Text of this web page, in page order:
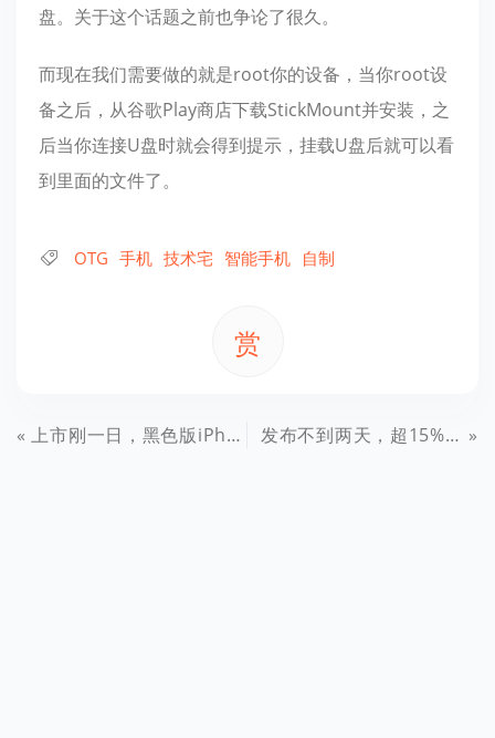
盘。关于这个话题之前也争论了很久。
而现在我们需要做的就是root你的设备，当你root设
备之后，从谷歌Play商店下载StickMount并安装，之
后当你连接U盘时就会得到提示，挂载U盘后就可以看
到里面的文件了。
OTG 手机 技术宅 智能手机 自制
赏
上市刚一日，黑色版iPhone5深陷掉漆门！ 发布不到两天，超15%用户已升级到iOS6